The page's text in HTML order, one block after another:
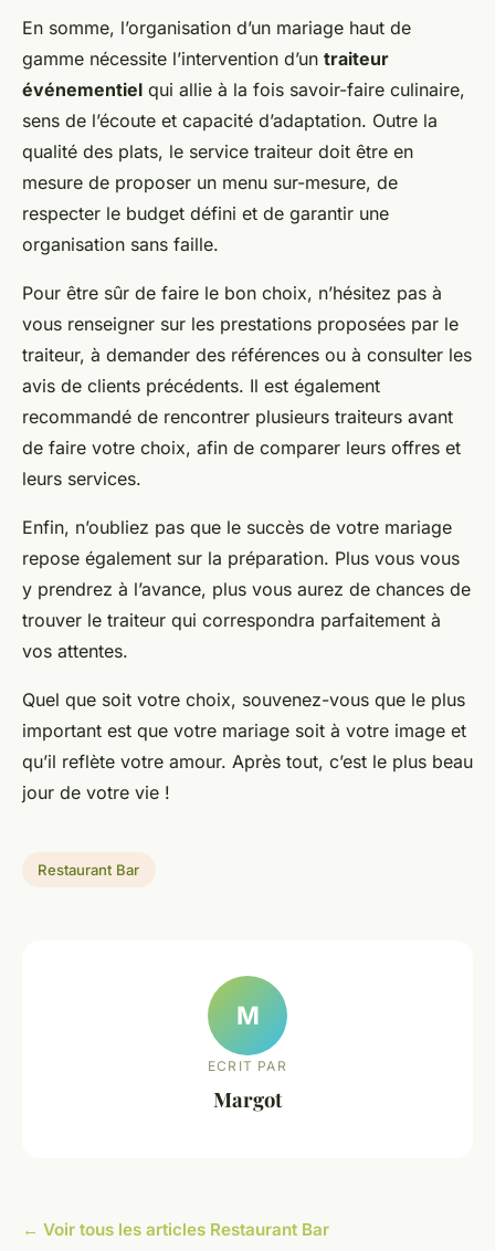
En somme, l’organisation d’un mariage haut de
gamme nécessite l’intervention d’un traiteur
événementiel qui allie à la fois savoir-faire culinaire,
sens de l’écoute et capacité d’adaptation. Outre la
qualité des plats, le service traiteur doit être en
mesure de proposer un menu sur-mesure, de
respecter le budget défini et de garantir une
organisation sans faille.
Pour être sûr de faire le bon choix, n’hésitez pas à
vous renseigner sur les prestations proposées par le
traiteur, à demander des références ou à consulter les
avis de clients précédents. Il est également
recommandé de rencontrer plusieurs traiteurs avant
de faire votre choix, afin de comparer leurs offres et
leurs services.
Enfin, n’oubliez pas que le succès de votre mariage
repose également sur la préparation. Plus vous vous
y prendrez à l’avance, plus vous aurez de chances de
trouver le traiteur qui correspondra parfaitement à
vos attentes.
Quel que soit votre choix, souvenez-vous que le plus
important est que votre mariage soit à votre image et
qu’il reflète votre amour. Après tout, c’est le plus beau
jour de votre vie !
Restaurant Bar
M
ECRIT PAR
Margot
← Voir tous les articles Restaurant Bar